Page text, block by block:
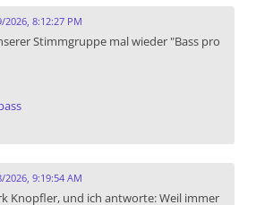
2026, 8:12:27 PM
Stimmgruppe mal wieder "Bass pro
2026, 9:19:54 AM
Knopfler, und ich antworte: Weil immer